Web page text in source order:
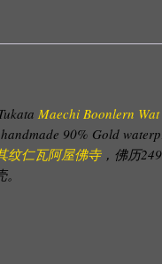
Maechi Boonlern
90% Gold
纹仁瓦阿屋佛寺，佛历